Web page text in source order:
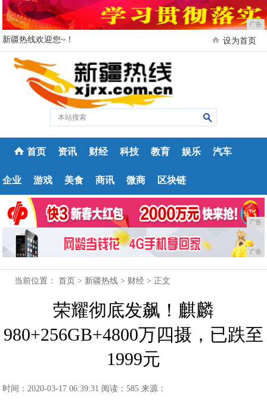
广告
新疆热线欢迎您~！ 设为首页
首页 资讯 财经 科技 教育 娱乐 汽车
企业 游戏 美食 商讯 微商 区块链
广告
广告
当前位置：首页 > 新疆热线 > 财经 > 正文
荣耀彻底发飙！麒麟
980+256GB+4800万四摄，已跌至
1999元
时间：2020-03-17 06:39:31 阅读：585 来源：